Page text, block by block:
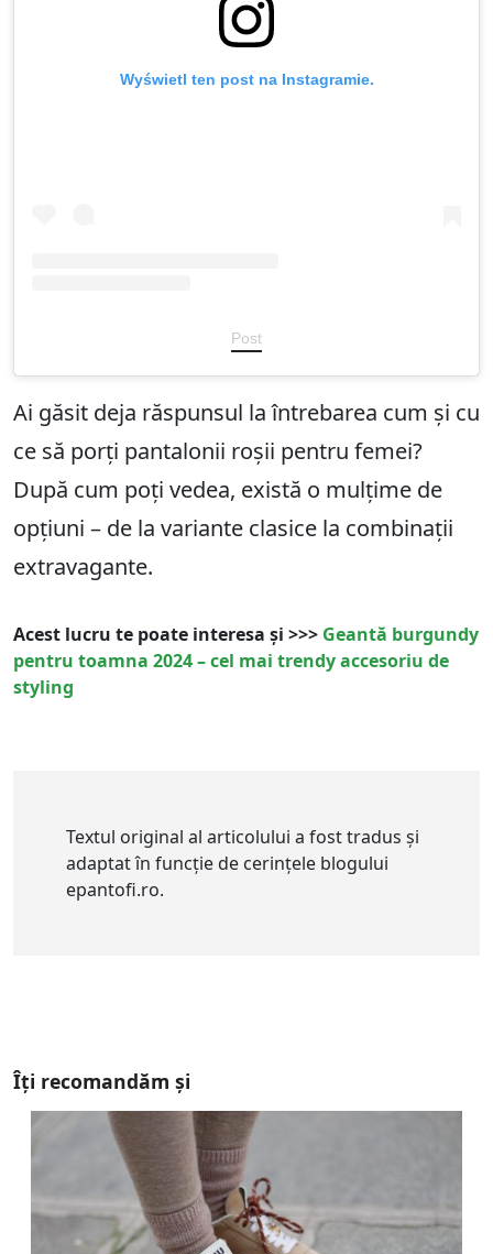
Wyświetl ten post na Instagramie.
Post
Ai găsit deja răspunsul la întrebarea cum și cu
ce să porți pantalonii roșii pentru femei?
După cum poți vedea, există o mulțime de
opțiuni – de la variante clasice la combinații
extravagante.
Acest lucru te poate interesa și >>> Geantă burgundy
pentru toamna 2024 – cel mai trendy accesoriu de
styling
Textul original al articolului a fost tradus și
adaptat în funcție de cerințele blogului
epantofi.ro.
Îți recomandăm și